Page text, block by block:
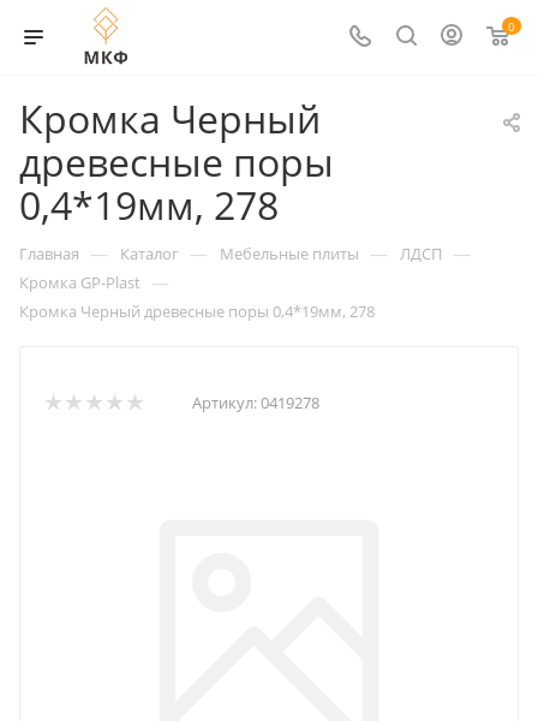
0
Кромка Черный
древесные поры
0,4*19мм, 278
Главная — Каталог — Мебельные плиты — ЛДСП —
Кромка GP-Plast —
Кромка Черный древесные поры 0,4*19мм, 278
Артикул:0419278